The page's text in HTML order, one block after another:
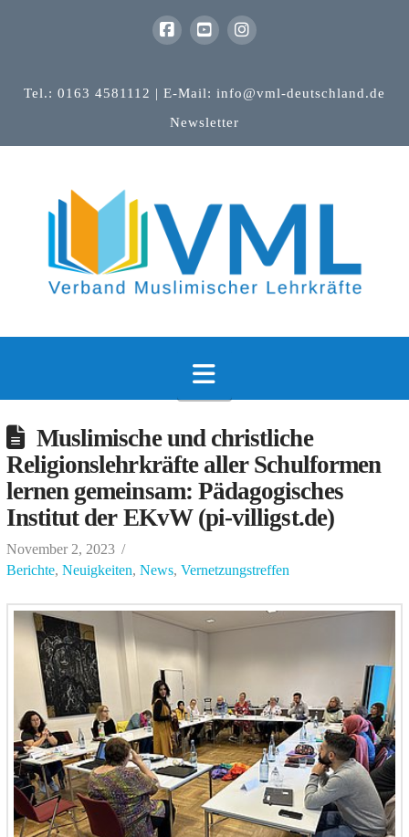
Tel.: 0163 4581112 | E-Mail: info@vml-deutschland.de
Newsletter
Navigation
Muslimische und christliche
Religionslehrkräfte aller Schulformen
lernen gemeinsam: Pädagogisches
Institut der EKvW (pi-villigst.de)
November 2, 2023
Berichte, Neuigkeiten, News, Vernetzungstreffen